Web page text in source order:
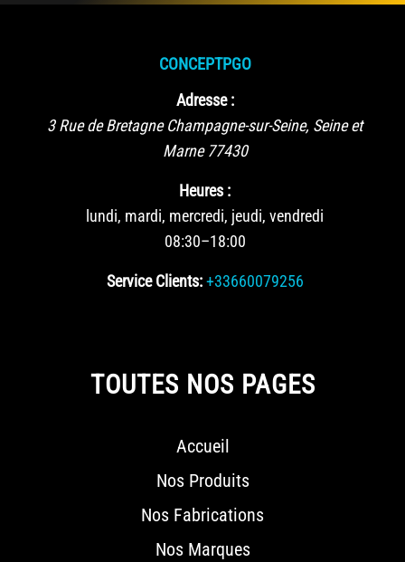
CONCEPTPGO
Adresse :
3 Rue de Bretagne Champagne-sur-Seine, Seine et
Marne 77430
Heures :
lundi, mardi, mercredi, jeudi, vendredi
08:30–18:00
Service Clients: +33660079256
TOUTES NOS PAGES
Accueil
Nos Produits
Nos Fabrications
Nos Marques